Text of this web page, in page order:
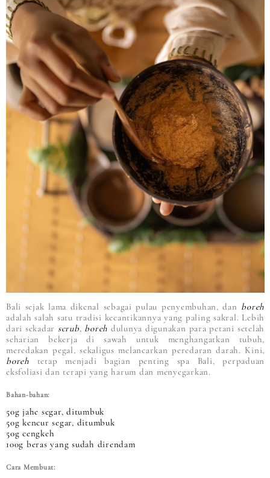
Bali sejak lama dikenal sebagai pulau penyembuhan, danboreh
adalah salah satu tradisi kecantikannya yang paling sakral. Lebih
dari sekadar scrub,boreh dulunya digunakan para petani setelah
seharian bekerja di sawah untuk menghangatkan tubuh,
meredakan pegal, sekaligus melancarkan peredaran darah. Kini,
boreh tetap menjadi bagian penting spa Bali, perpaduan
eksfoliasi dan terapi yang harum dan menyegarkan.
Bahan-bahan:
50g jahe segar, ditumbuk
50g kencur segar, ditumbuk
50g cengkeh
100g beras yang sudah direndam
Cara Membuat: